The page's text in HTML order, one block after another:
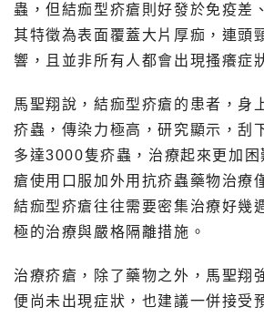
蟲，但結痂型疥瘡則好發於免疫差
其特徵為表面覆蓋大片厚痂，連頭
響，且並非所有人都會出現搔癢症
馬聖翔說，結痂型疥瘡的患者，身
疥蟲，傳染力極高，研究顯示，刮
多達3000隻疥蟲，治療起來更加
瘡使用口服加外用抗疥蟲藥物治療
結痂型疥瘡往往需要密集治療好幾
極的治療與嚴格隔離措施。
治療疥瘡，除了藥物之外，馬聖翔
便尚未出現症狀，也建議一併接受